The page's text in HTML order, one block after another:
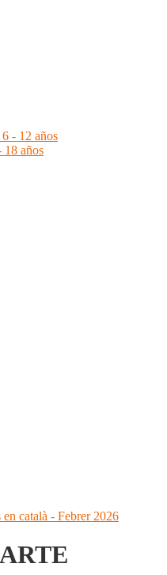
- 12 años
18 años
català - Febrer 2026